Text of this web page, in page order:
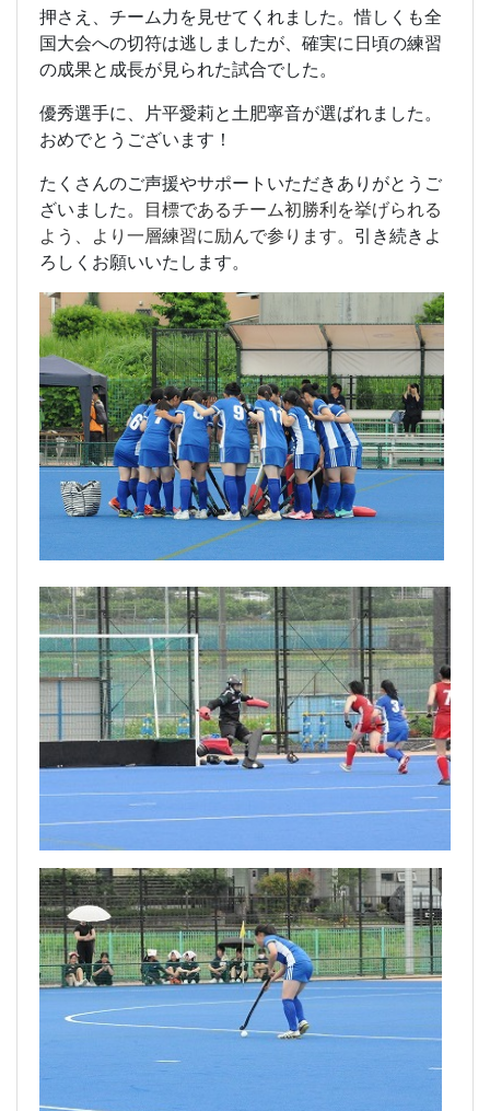
押さえ、チーム力を見せてくれました。惜しくも全
国大会への切符は逃しましたが、確実に日頃の練習
の成果と成長が見られた試合でした。
優秀選手に、片平愛莉と土肥寧音が選ばれました。
おめでとうございます！
たくさんのご声援やサポートいただきありがとうご
ざいました。 目標であるチーム初勝利を挙げられる
よう 、より一層練習に励んで参ります。 引き続きよ
ろしくお願いいたします。